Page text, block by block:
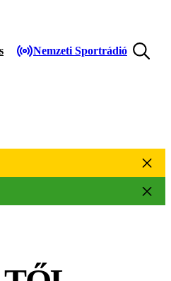
Nemzeti Sportrádió